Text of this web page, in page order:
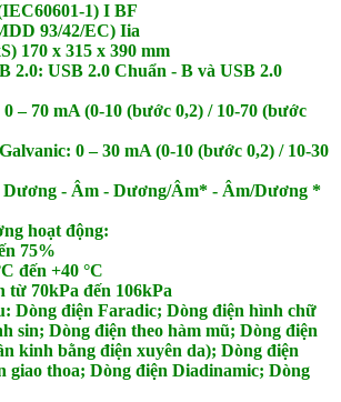
1) I BF
93/42/EC) Iia
170 x 315 x 390 mm
2.0: USB 2.0 Chuẩn - B và USB 2.0
– 70 mA (0-10 (bước 0,2) / 10-70 (bước
0 – 30 mA (0-10 (bước 0,2) / 10-30
Dương - Âm - Dương/Âm* - Âm/Dương *
hoạt động:
75%
đến +40 °C
từ 70kPa đến 106kPa
Dòng điện Faradic; Dòng điện hình chữ
sin; Dòng điện theo hàm mũ; Dòng điện
kinh bằng điện xuyên da); Dòng điện
giao thoa; Dòng điện Diadinamic; Dòng